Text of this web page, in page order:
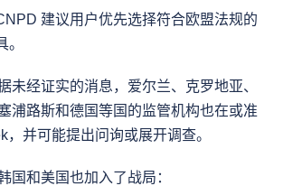
建议用户优先选择符合欧盟法规的
。
未经证实的消息，爱尔兰、克罗地亚、
浦路斯和德国等国的监管机构也在或准
并可能提出问询或展开调查。
国和美国也加入了战局：